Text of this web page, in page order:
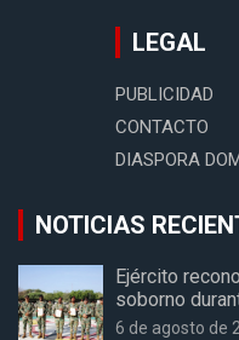
LEGAL
PUBLICIDAD
CONTACTO
DIASPORA
NOTICIAS
Ejército
soborno
6 de agosto de